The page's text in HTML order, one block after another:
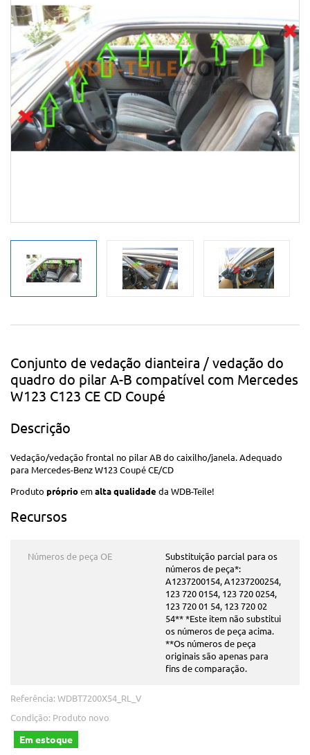
Conjunto de vedação dianteira / vedação do
quadro do pilar A-B compatível com Mercedes
W123 C123 CE CD Coupé
Descrição
Vedação/vedação frontal no pilar AB do caixilho/janela. Adequado
para Mercedes-Benz W123 Coupé CE/CD
Produto próprioemalta qualidade da WDB-Teile!
Recursos
Números de peça OE
Substituição parcial para os
números de peça*:
A1237200154, A1237200254,
123 720 0154, 123 720 0254,
123 720 01 54, 123 720 02
54** *Este item não substitui
os números de peça acima.
**Os números de peça
originais são apenas para
fins de comparação.
Referência: WDBT7200X54_RL_V
Condição: Produto novo
Em estoque